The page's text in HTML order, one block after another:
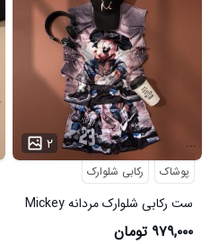
۲ ...
پوشاک رکابی شلوارک
ست رکابی شلوارک مردانه Mickey
مدل 3996
۹۷۹,۰۰۰ تومان